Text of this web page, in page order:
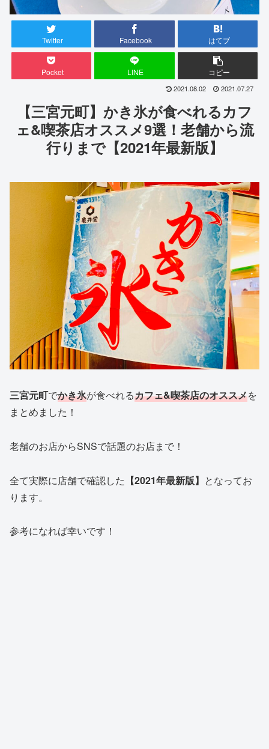
Twitter Facebook はてブ
Pocket LINE コピー
2021.08.02 2021.07.27
【三宮元町】かき氷が食べれるカフ
ェ&喫茶店オススメ9選！老舗から流
行りまで【2021年最新版】
三宮元町でかき氷が食べれるカフェ&喫茶店のオススメを
まとめました！
老舗のお店からSNSで話題のお店まで！
全て実際に店舗で確認した 【2021年最新版】 となってお
ります。
参考になれば幸いです！